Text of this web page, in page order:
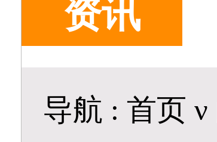
资讯
导航 : 首页 ν